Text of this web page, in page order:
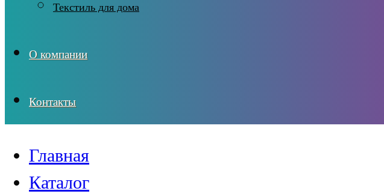
Текстиль для дома
О компании
Контакты
Главная
Каталог